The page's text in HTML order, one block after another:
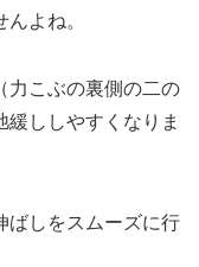
よね。
力こぶの裏側の二の
ししやすくなりま
ばしをスムーズに行